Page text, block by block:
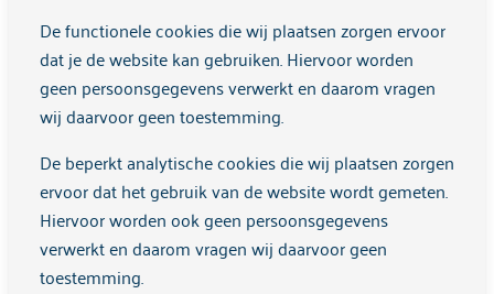
Ik heb geen telefoon
Woonplaats
Hoe ben je bij dit aanbod terechtgekomen?
Ruimte voor opmerkingen
De functionele cookies die wij plaatsen zorgen ervoor
dat je de website kan gebruiken. Hiervoor worden
geen persoonsgegevens verwerkt en daarom vragen
wij daarvoor geen toestemming.
De beperkt analytische cookies die wij plaatsen zorgen
ervoor dat het gebruik van de website wordt gemeten.
Hiervoor worden ook geen persoonsgegevens
verwerkt en daarom vragen wij daarvoor geen
toestemming.